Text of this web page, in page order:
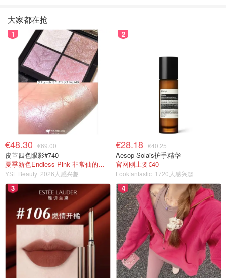
大家都在抢
1
€48.30 €69.00
皮革四色眼影#740
夏季新色Endless Pink 非常仙的亮片盘！
YSL Beauty 2026人感兴趣
2
€28.18 €40.25
Aesop Solais护手精华
官网刚上要€40
Lookfantastic 1720人感兴趣
3 4